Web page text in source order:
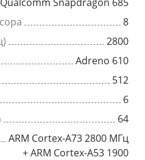
8
2800
Adreno 610
512
6
64
ARM Cortex-A73 2800 МГц
+ ARM Cortex-A53 1900